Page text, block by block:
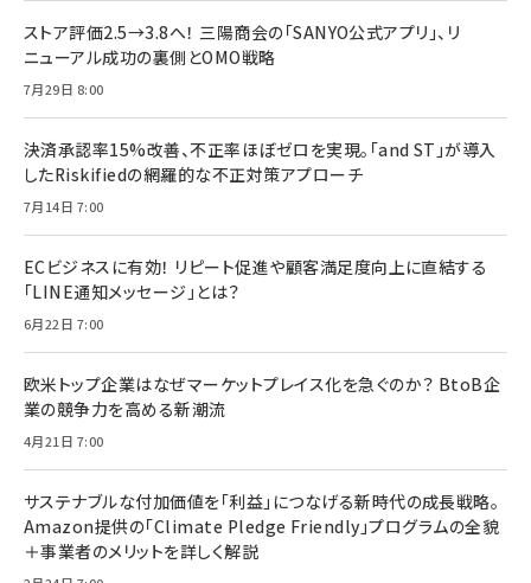
ストア評価2.5→3.8へ！ 三陽商会の「SANYO公式アプリ」、リ
ニューアル成功の裏側とOMO戦略
7月29日 8:00
決済承認率15%改善、不正率ほぼゼロを実現。「and ST」が導入
したRiskifiedの網羅的な不正対策アプローチ
7月14日 7:00
ECビジネスに有効！ リピート促進や顧客満足度向上に直結する
「LINE通知メッセージ」とは？
6月22日 7:00
欧米トップ企業はなぜマーケットプレイス化を急ぐのか？ BtoB企
業の競争力を高める新潮流
4月21日 7:00
サステナブルな付加価値を「利益」につなげる新時代の成長戦略。
Amazon提供の「Climate Pledge Friendly」プログラムの全貌
＋事業者のメリットを詳しく解説